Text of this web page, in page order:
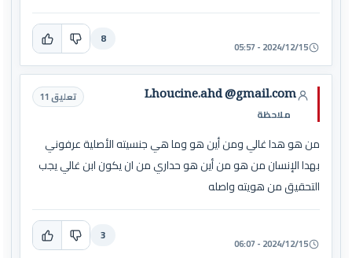
2024/12/15 - 05:57
8
Lhoucine.ahd @gmail.com
ملاحظة
تعليق 11
من هو هدا غالي ومن أين هو وما هي جنسيته الأصلية عرفوني
بهدا الإنسان من هو من أين هو حداري من ان يكون ابن غالي يجب
التحقيق من هويته واصله
2024/12/15 - 06:07
3